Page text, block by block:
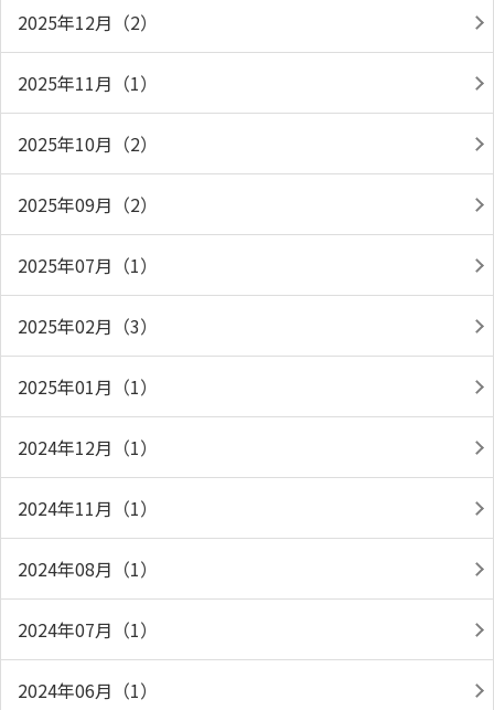
2025年12月（2）
2025年11月（1）
2025年10月（2）
2025年09月（2）
2025年07月（1）
2025年02月（3）
2025年01月（1）
2024年12月（1）
2024年11月（1）
2024年08月（1）
2024年07月（1）
2024年06月（1）